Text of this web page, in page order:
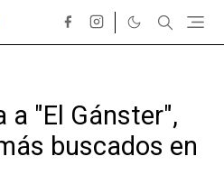
a "El Gánster",
buscados en